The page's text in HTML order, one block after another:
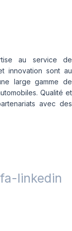
au service de
innovation sont au
large gamme de
Qualité et
avec des
linkedin